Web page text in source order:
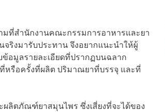
มที่สำนักงานคณะกรรมการอาหารและยา
ริงมารับประทาน จึงอยากแนะนำให้ผู้
อมูลรายละเอียดที่ปรากฏบนฉลาก
หรือครั้งที่ผลิต ปริมาณยาที่บรรจุ และที่
ลิตภัณฑ์ยาสมุนไพร ซึ่งเสี่ยงที่จะได้ของ